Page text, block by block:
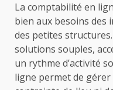
La comptabilité en
bien aux besoins des
des petites
solutions souples,
un rythme d’activité
ligne permet de